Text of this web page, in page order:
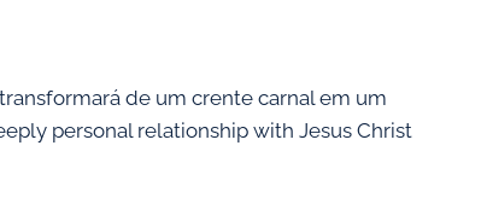
de um crente carnal em um
personal relationship with Jesus Christ